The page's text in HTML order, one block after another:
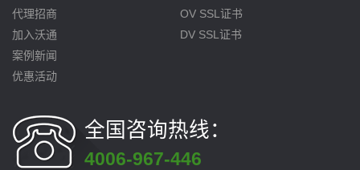
代理招商
加入沃通
案例新闻
优惠活动
OV SSL证书
DV SSL证书
全国咨询热线：
4006-967-446